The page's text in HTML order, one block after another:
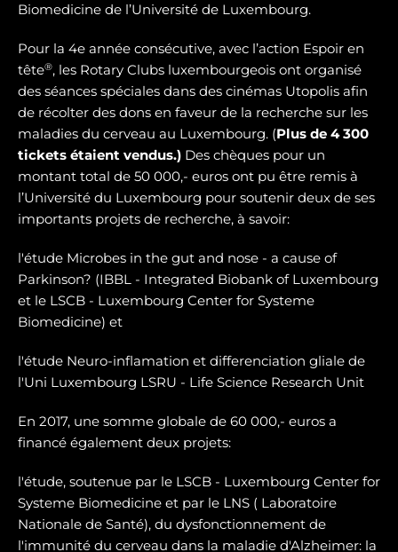
Biomedicine de l’Université de Luxembourg.
Pour la 4e année consécutive, avec l’action Espoir en
tête®, les Rotary Clubs luxembourgeois ont organisé
des séances spéciales dans des cinémas Utopolis afin
de récolter des dons en faveur de la recherche sur les
maladies du cerveau au Luxembourg. (Plus de 4 300
tickets étaient vendus.) Des chèques pour un
montant total de 50 000,- euros ont pu être remis à
l’Université du Luxembourg pour soutenir deux de ses
importants projets de recherche, à savoir:
l'étude Microbes in the gut and nose - a cause of
Parkinson? (IBBL - Integrated Biobank of Luxembourg
et le LSCB - Luxembourg Center for Systeme
Biomedicine) et
l'étude Neuro-inflamation et differenciation gliale de
l'Uni Luxembourg LSRU - Life Science Research Unit
En 2017, une somme globale de 60 000,- euros a
financé également deux projets:
l'étude, soutenue par le LSCB - Luxembourg Center for
Systeme Biomedicine et par le LNS ( Laboratoire
Nationale de Santé), du dysfonctionnement de
l'immunité du cerveau dans la maladie d'Alzheimer: la